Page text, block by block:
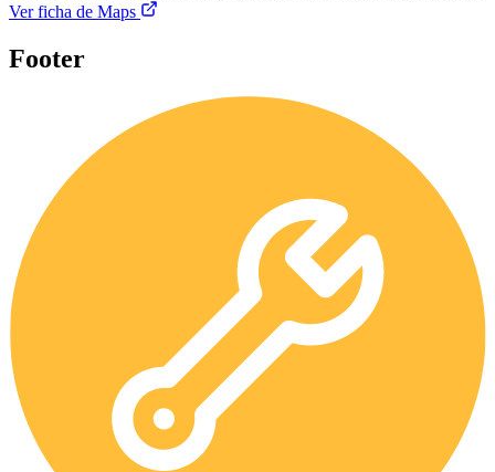
Ver ficha de Maps
Footer